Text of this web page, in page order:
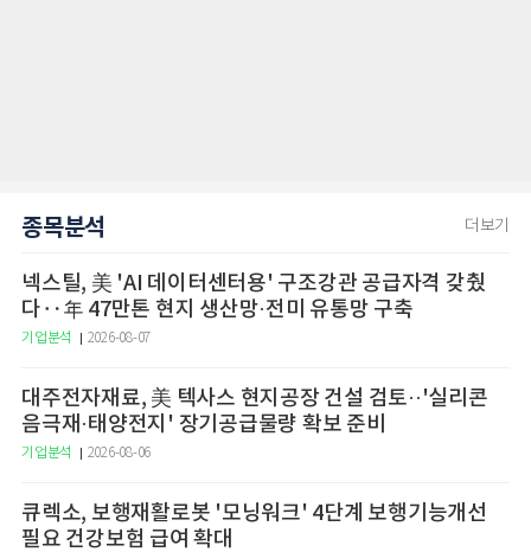
종목분석 더보기
넥스틸, 美 'AI 데이터센터용' 구조강관 공급자격 갖췄
다‥年 47만톤 현지 생산망·전미 유통망 구축
기업분석 2026-08-07
대주전자재료, 美 텍사스 현지공장 건설 검토··'실리콘
음극재·태양전지' 장기공급물량 확보 준비
기업분석 2026-08-06
큐렉소, 보행재활로봇 '모닝워크' 4단계 보행기능개선
필요 건강보험 급여 확대